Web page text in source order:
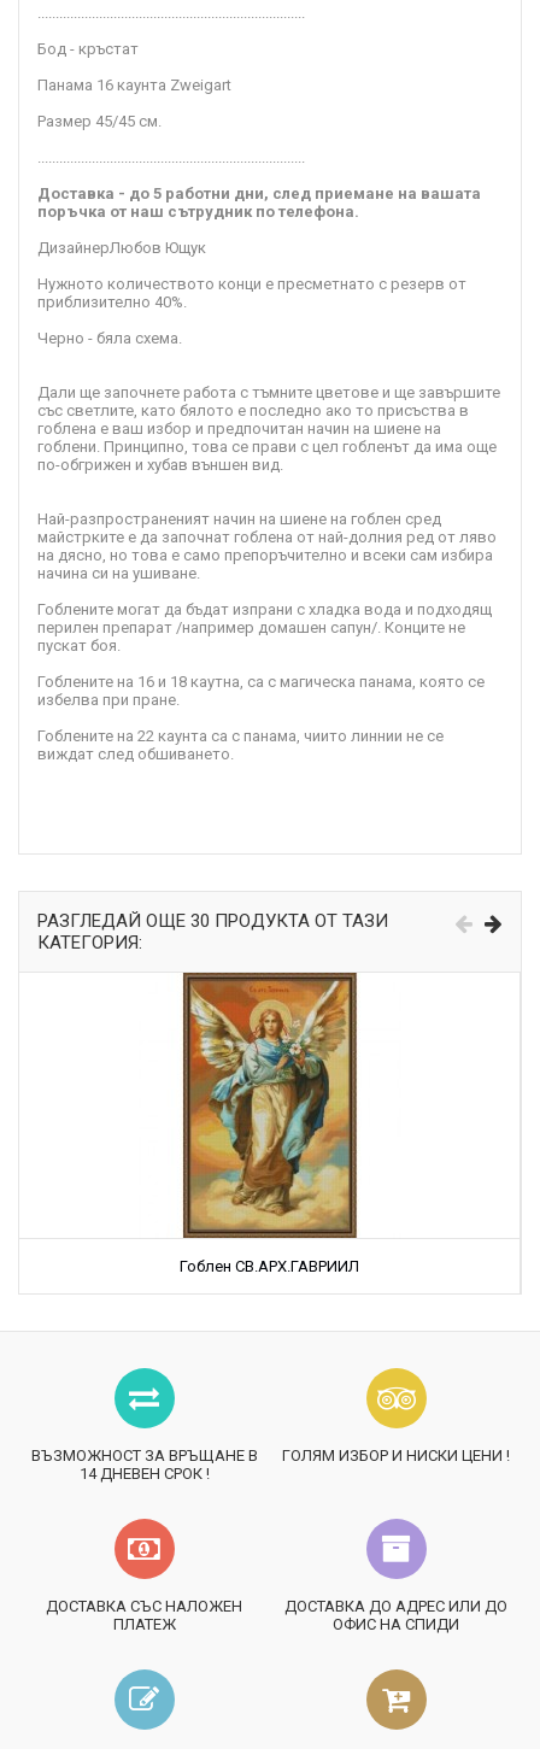
..........................................................................
Бод - кръстат
Панама 16 каунта Zweigart
Размер 45/45 см.
..........................................................................
Доставка - до 5 работни дни, след приемане на вашата
поръчка от наш сътрудник по телефона.
ДизайнерЛюбов Ющук
Нужното количеството конци е пресметнато с резерв от
приблизително 40%.
Черно - бяла схема.
Дали ще започнете работа с тъмните цветове и ще завършите
със светлите, като бялото е последно ако то присъства в
гоблена е ваш избор и предпочитан начин на шиене на
гоблени. Принципно, това се прави с цел гобленът да има още
по-обгрижен и хубав външен вид.
Най-разпространеният начин на шиене на гоблен сред
майстрките е да започнат гоблена от най-долния ред от ляво
на дясно, но това е само препоръчително и всеки сам избира
начина си на ушиване.
Гоблените могат да бъдат изпрани с хладка вода и подходящ
перилен препарат /например домашен сапун/. Конците не
пускат боя.
Гоблените на 16 и 18 каутна, са с магическа панама, която се
избелва при пране.
Гоблените на 22 каунта са с панама, чиито линнии не се
виждат след обшиването.
РАЗГЛЕДАЙ ОЩЕ 30 ПРОДУКТА ОТ ТАЗИ
КАТЕГОРИЯ:
Гоблен СВ.АРХ.ГАВРИИЛ
ВЪЗМОЖНОСТ ЗА ВРЪЩАНЕ В
14 ДНЕВЕН СРОК !
ГОЛЯМ ИЗБОР И НИСКИ ЦЕНИ !
ДОСТАВКА СЪС НАЛОЖЕН
ПЛАТЕЖ
ДОСТАВКА ДО АДРЕС ИЛИ ДО
ОФИС НА СПИДИ